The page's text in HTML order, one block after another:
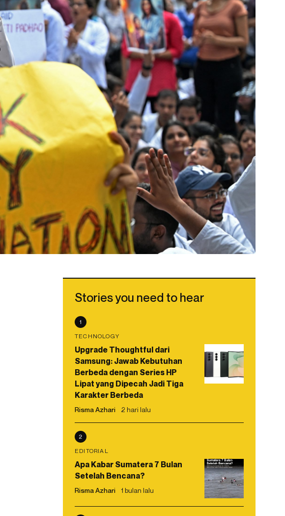
Stories you need to hear
1
TECHNOLOGY
Upgrade Thoughtful dari
Samsung: Jawab Kebutuhan
Berbeda dengan Series HP
Lipat yang Dipecah Jadi Tiga
Karakter Berbeda
Risma Azhari 2 hari lalu
2
EDITORIAL
Apa Kabar Sumatera 7 Bulan
Setelah Bencana?
Risma Azhari 1 bulan lalu